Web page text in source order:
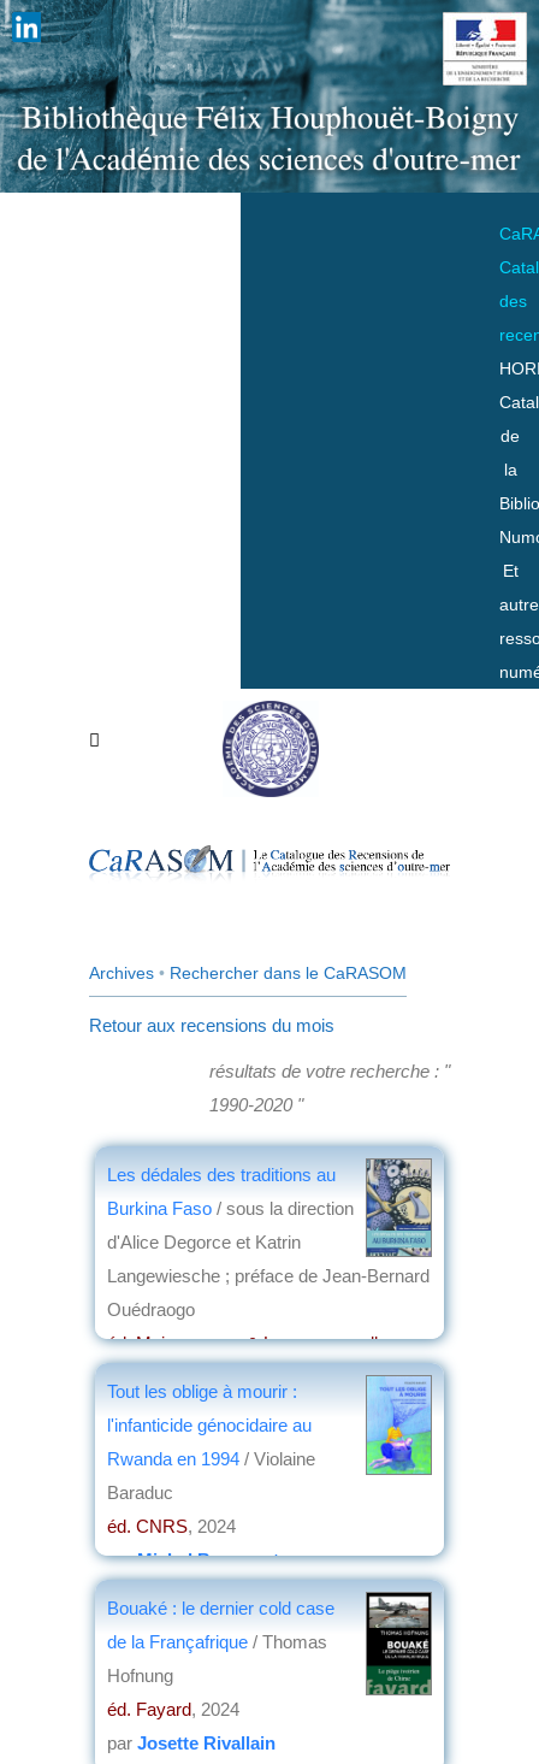
des
de
la
Et
Archives • Rechercher dans le CaRASOM
Retour aux recensions du mois
résultats de votre recherche : "
1990-2020 "
Les dédales des traditions au
Burkina Faso / sous la direction
d'Alice Degorce et Katrin
Langewiesche ; préface de Jean-Bernard
Ouédraogo
éd. Maisonneuve & Larose nouvelles
Tout les oblige à mourir :
l'infanticide génocidaire au
Rwanda en 1994 / Violaine
Baraduc
éd. CNRS, 2024
parMichel Bousquet
Bouaké : le dernier cold case
de la Françafrique / Thomas
Hofnung
éd. Fayard, 2024
par Josette Rivallain